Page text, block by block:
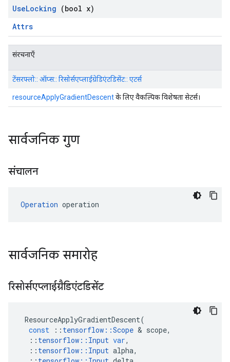
UseLocking (bool x)
Attrs
संरचनाएँ
टेंसरफ्लो:: ऑप्स:: रिसोर्सएप्लाईग्रेडिएंटडिसेंट:: एटर्स
resourceApplyGradientDescentके लिए वैकल्पिक विशेषता सेटर्स।
सार्वजनिक गुण
संचालन
Operation operation
सार्वजनिक समारोह
रिसोर्सएप्लाईग्रैडिएंटडिसेंट
ResourceApplyGradientDescent(
const
:: tensorflow ::Scope & scope,
:: tensorflow :: Input var,
:: tensorflow :: Input alpha,